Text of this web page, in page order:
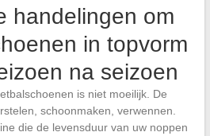
handelingen om
in topvorm
na seizoen
is niet moeilijk. De
schoonmaken, verwennen.
die de levensduur van uw noppen